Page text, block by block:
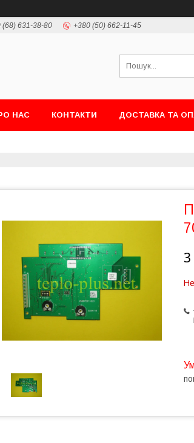
(68) 631-38-80 +380 (50) 662-11-45
НАС КОНТАКТИ ДОСТАВКА ТА